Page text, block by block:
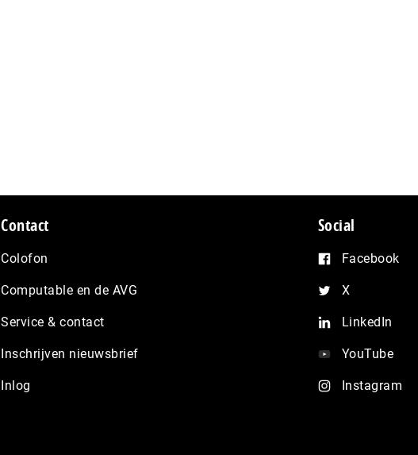
Contact
Colofon
Computable en de AVG
Service & contact
Inschrijven nieuwsbrief
Inlog
Social
Facebook
X
LinkedIn
YouTube
Instagram